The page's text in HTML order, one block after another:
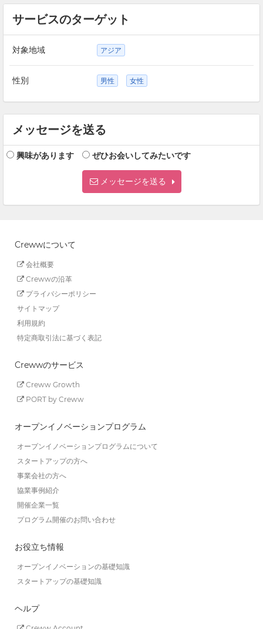
サービスのターゲット
対象地域 アジア
性別 男性 女性
メッセージを送る
興味があります ぜひお会いしてみたいです
メッセージを送る
Crewwについて
会社概要
Crewwの沿革
プライバシーポリシー
サイトマップ
利用規約
特定商取引法に基づく表記
Crewwのサービス
Creww Growth
PORT by Creww
オープンイノベーションプログラム
オープンイノベーションプログラムについて
スタートアップの方へ
事業会社の方へ
協業事例紹介
開催企業一覧
プログラム開催のお問い合わせ
お役立ち情報
オープンイノベーションの基礎知識
スタートアップの基礎知識
ヘルプ